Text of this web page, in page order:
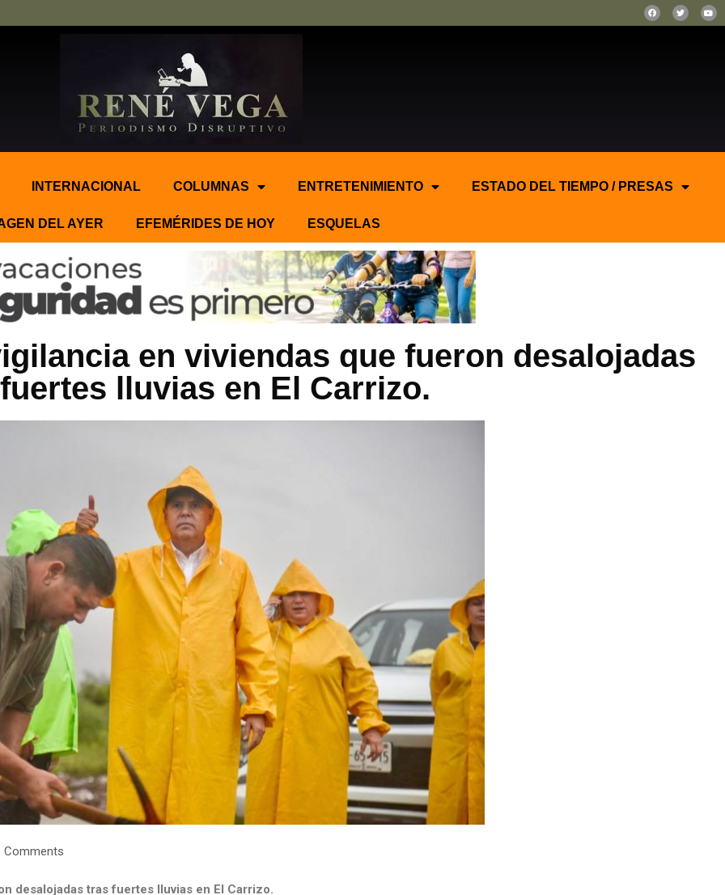
INTERNACIONAL COLUMNAS ENTRETENIMIENTO ESTADO DEL TIEMPO / PRESAS
DEL AYER EFEMÉRIDES DE HOY ESQUELAS
en viviendas que fueron desalojadas
lluvias en El Carrizo.
Comments
desalojadas tras fuertes lluvias en El Carrizo.